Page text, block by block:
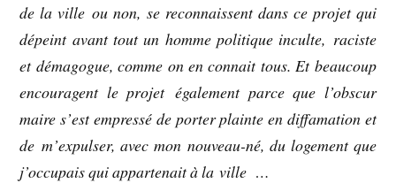
de la ville ou non, se reconnaissent dans ce projet qui
dépeint avant tout un homme politique inculte, raciste
et démagogue, comme on en connait tous. Et beaucoup
encouragent le projet également parce que l’obscur
maire s’est empressé de porter plainte en diffamation et
de m’expulser, avec mon nouveau-né, du logement que
j’occupais qui appartenait à la ville …